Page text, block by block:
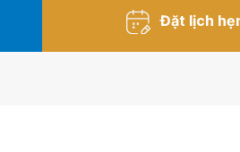
Đặt lịch